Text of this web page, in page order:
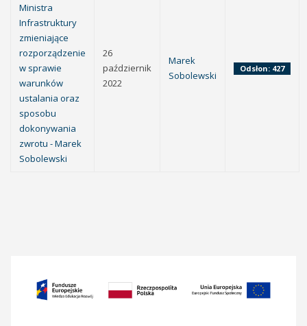
Ministra
Infrastruktury
zmieniające
rozporządzenie
w sprawie
warunków
ustalania oraz
sposobu
dokonywania
zwrotu - Marek
Sobolewski
26
październik
2022
Marek
Sobolewski
Odsłon: 427